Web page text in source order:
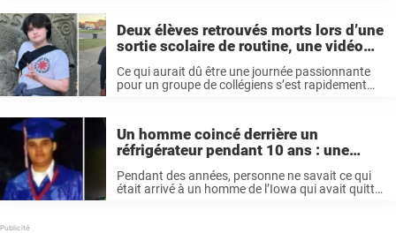
Deux élèves retrouvés morts lors d’une
sortie scolaire de routine, une vidéo
secondes avant l’accident
Ce qui aurait dû être une journée passionnante
pour un groupe de collégiens s’est rapidement
Un homme coincé derrière un
réfrigérateur pendant 10 ans : une
est arrivé à son corps
Pendant des années, personne ne savait ce qui
était arrivé à un homme de l’Iowa qui avait quitté